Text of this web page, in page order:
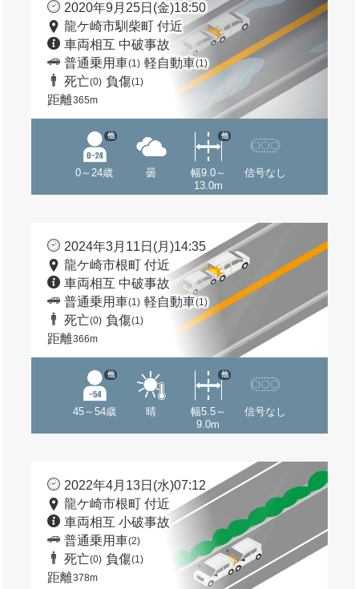
2020年9月25日(金)18:50
龍ケ崎市馴柴町 付近
車両相互 中破事故
普通乗用車(1) 軽自動車(1)
死亡(0) 負傷(1)
距離365m
0～24歳
他
曇
幅9.0～
13.0m
他
信号なし
2024年3月11日(月)14:35
龍ケ崎市根町 付近
車両相互 中破事故
普通乗用車(1) 軽自動車(1)
死亡(0) 負傷(1)
距離366m
45～54歳
他
晴
幅5.5～
9.0m
他
信号なし
2022年4月13日(水)07:12
龍ケ崎市根町 付近
車両相互 小破事故
普通乗用車(2)
死亡(0) 負傷(1)
距離378m